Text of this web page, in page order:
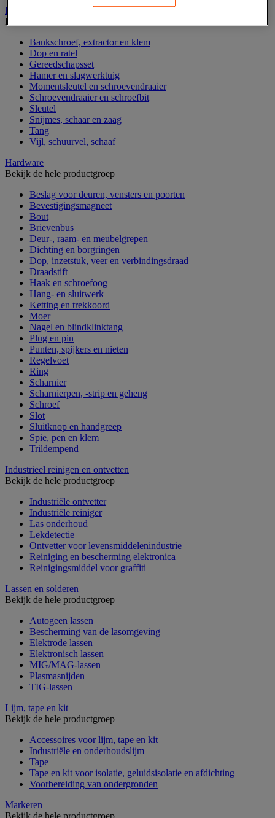
Handgereedschap
Bekijk de hele productgroep
Bankschroef, extractor en klem
Dop en ratel
Gereedschapsset
Hamer en slagwerktuig
Momentsleutel en schroevendraaier
Schroevendraaier en schroefbit
Sleutel
Snijmes, schaar en zaag
Tang
Vijl, schuurvel, schaaf
Hardware
Bekijk de hele productgroep
Beslag voor deuren, vensters en poorten
Bevestigingsmagneet
Bout
Brievenbus
Deur-, raam- en meubelgrepen
Dichting en borgringen
Dop, inzetstuk, veer en verbindingsdraad
Draadstift
Haak en schroefoog
Hang- en sluitwerk
Ketting en trekkoord
Moer
Nagel en blindklinktang
Plug en pin
Punten, spijkers en nieten
Regelvoet
Ring
Scharnier
Scharnierpen, -strip en geheng
Schroef
Slot
Sluitknop en handgreep
Spie, pen en klem
Trildempend
Industrieel reinigen en ontvetten
Bekijk de hele productgroep
Industriële ontvetter
Industriële reiniger
Las onderhoud
Lekdetectie
Ontvetter voor levensmiddelenindustrie
Reiniging en bescherming elektronica
Reinigingsmiddel voor graffiti
Lassen en solderen
Bekijk de hele productgroep
Autogeen lassen
Bescherming van de lasomgeving
Elektrode lassen
Elektronisch lassen
MIG/MAG-lassen
Plasmasnijden
TIG-lassen
Lijm, tape en kit
Bekijk de hele productgroep
Accessoires voor lijm, tape en kit
Industriële en onderhoudslijm
Tape
Tape en kit voor isolatie, geluidsisolatie en afdichting
Voorbereiding van ondergronden
Markeren
Bekijk de hele productgroep